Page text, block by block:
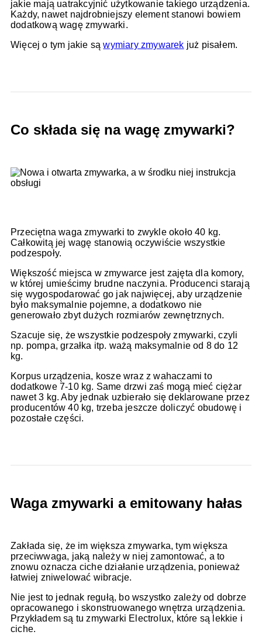
jakie mają uatrakcyjnić użytkowanie takiego urządzenia.
Każdy, nawet najdrobniejszy element stanowi bowiem
dodatkową wagę zmywarki.
Więcej o tym jakie sąwymiary zmywarek już pisałem.
Co składa się na wagę zmywarki?
Przeciętna waga zmywarki to zwykle około 40 kg.
Całkowitą jej wagę stanowią oczywiście wszystkie
podzespoły.
Większość miejsca w zmywarce jest zajęta dla komory,
w której umieścimy brudne naczynia. Producenci starają
się wygospodarować go jak najwięcej, aby urządzenie
było maksymalnie pojemne, a dodatkowo nie
generowało zbyt dużych rozmiarów zewnętrznych.
Szacuje się, że wszystkie podzespoły zmywarki, czyli
np. pompa, grzałka itp. ważą maksymalnie od 8 do 12
kg.
Korpus urządzenia, kosze wraz z wahaczami to
dodatkowe 7-10 kg. Same drzwi zaś mogą mieć ciężar
nawet 3 kg. Aby jednak uzbierało się deklarowane przez
producentów 40 kg, trzeba jeszcze doliczyć obudowę i
pozostałe części.
Waga zmywarki a emitowany hałas
Zakłada się, że im większa zmywarka, tym większa
przeciwwaga, jaką należy w niej zamontować, a to
znowu oznacza ciche działanie urządzenia, ponieważ
łatwiej zniwelować wibracje.
Nie jest to jednak regułą, bo wszystko zależy od dobrze
opracowanego i skonstruowanego wnętrza urządzenia.
Przykładem są tu zmywarki Electrolux, które są lekkie i
ciche.